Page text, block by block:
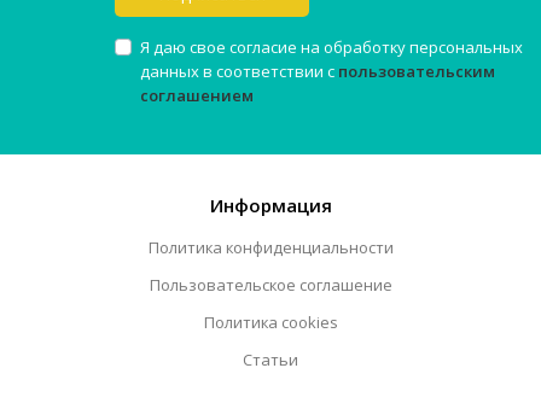
Я даю свое согласие на обработку персональных
данных в соответствии с пользовательским
соглашением
Информация
Политика конфиденциальности
Пользовательское соглашение
Политика cookies
Статьи